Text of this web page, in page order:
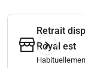
Retrait
Royal est